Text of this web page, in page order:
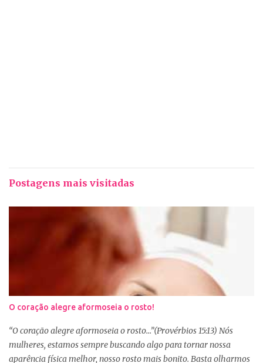
Postagens mais visitadas
O coração alegre aformoseia o rosto!
“O coração alegre aformoseia o rosto...”(Provérbios 15:13) Nós
mulheres, estamos sempre buscando algo para tornar nossa
aparência física melhor, nosso rosto mais bonito. Basta olharmos